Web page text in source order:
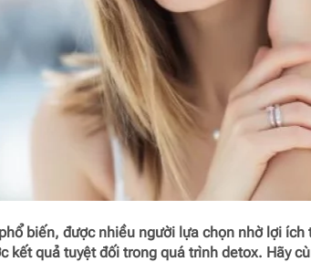
biến, được nhiều người lựa chọn nhờ lợi ích
kết quả tuyệt đối trong quá trình detox. Hãy